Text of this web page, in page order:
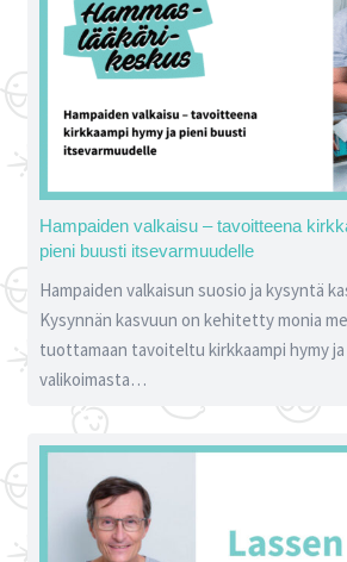
Hampaiden valkaisu – tavoitteena
pieni buusti itsevarmuudelle
Hampaiden valkaisun suosio ja kysyntä
Kysynnän kasvuun on kehitetty monia
tuottamaan tavoiteltu kirkkaampi hymy ja
valikoimasta…